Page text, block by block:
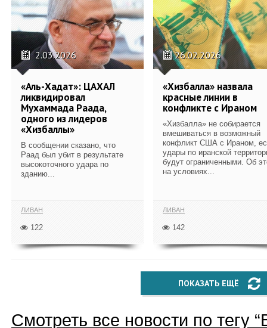
2.03.2026
«Аль-Хадат»: ЦАХАЛ
ликвидировал
Мухаммада Раада,
одного из лидеров
«Хизбаллы»
В сообщении сказано, что
Раад был убит в результате
высокоточного удара по
зданию...
ЛИВАН
122
26.02.2026
«Хизбалла» назвала
красные линии в
конфликте с Ираном
«Хизбалла» не собирается
вмешиваться в возможный
конфликт США с Ираном,
удары по иранской
будут ограниченными. Об
на условиях...
ЛИВАН
142
ПОКАЗАТЬ ЕЩЁ
Смотреть все новости по тегу “